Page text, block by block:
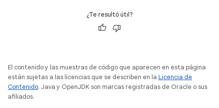
¿Te resultó útil?
El contenido y las muestras de código que aparecen en esta página
están sujetas a las licencias que se describen en la Licencia de
Contenido. Java y OpenJDK son marcas registradas de Oracle o sus
afiliados.